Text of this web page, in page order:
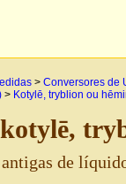
> Conversores de
> Kotylē, tryblion ou
de